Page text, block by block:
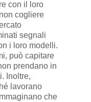
con il loro
cogliere
segnali
i loro modelli.
può capitare
prendano in
Inoltre,
lavorano
che